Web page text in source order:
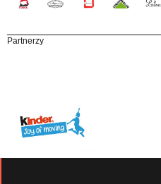
Partnerzy